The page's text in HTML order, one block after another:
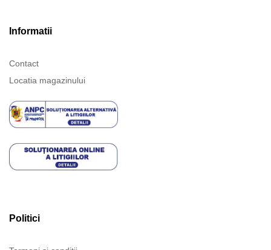
Informatii
Contact
Locatia magazinului
Politici